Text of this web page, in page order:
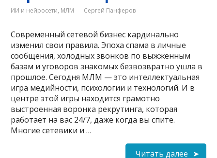
ИИ и нейросети, МЛМ Сергей Панферов
Современный сетевой бизнес кардинально
изменил свои правила. Эпоха спама в личные
сообщения, холодных звонков по выжженным
базам и уговоров знакомых безвозвратно ушла в
прошлое. Сегодня МЛМ — это интеллектуальная
игра медийности, психологии и технологий. И в
центре этой игры находится грамотно
выстроенная воронка рекрутинга, которая
работает на вас 24/7, даже когда вы спите.
Многие сетевики и …
Читать далее